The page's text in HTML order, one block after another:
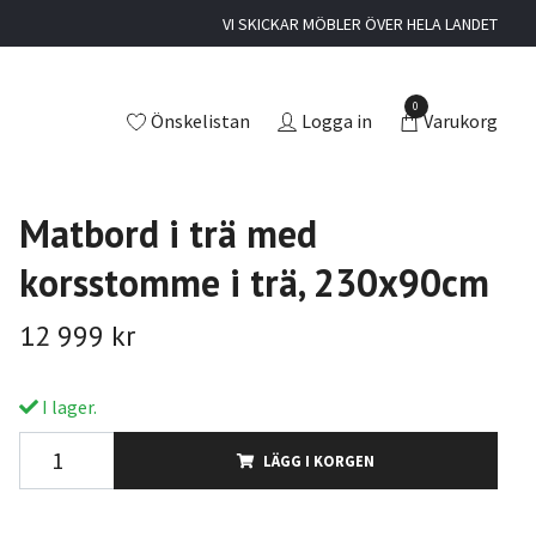
VI SKICKAR MÖBLER ÖVER HELA LANDET
Önskelistan Logga in
0
Varukorg
Matbord i trä med
korsstomme i trä, 230x90cm
12 999 kr
I lager.
LÄGG I KORGEN